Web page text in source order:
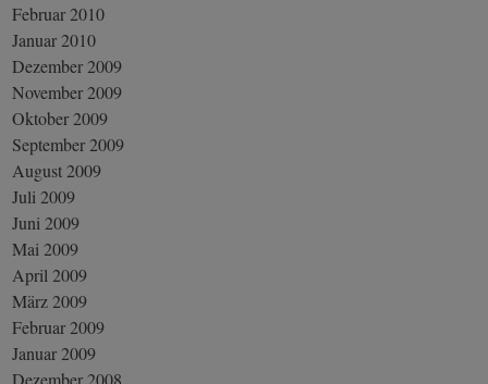
Februar 2010
Januar 2010
Dezember 2009
November 2009
Oktober 2009
September 2009
August 2009
Juli 2009
Juni 2009
Mai 2009
April 2009
März 2009
Februar 2009
Januar 2009
Dezember 2008